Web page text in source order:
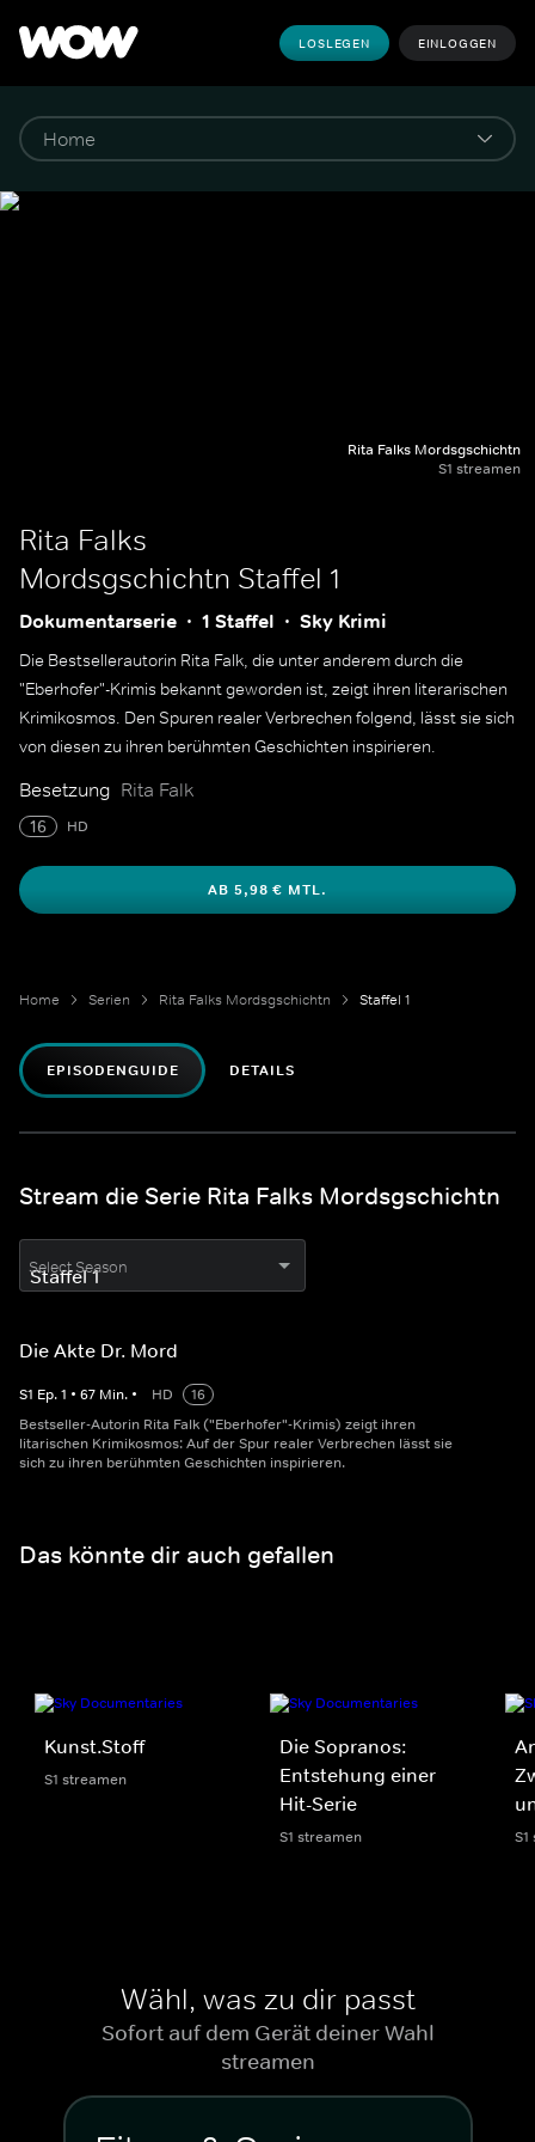
LOSLEGEN EINLOGGEN
Rita Falks Mordsgschichtn
S1 streamen
Rita Falks
Mordsgschichtn Staffel 1
Dokumentarserie 1 Staffel Sky Krimi
Die Bestsellerautorin Rita Falk, die unter anderem durch die
"Eberhofer"-Krimis bekannt geworden ist, zeigt ihren literarischen
Krimikosmos. Den Spuren realer Verbrechen folgend, lässt sie sich
von diesen zu ihren berühmten Geschichten inspirieren.
Besetzung Rita Falk
16 HD
AB 5,98 € MTL.
Home Serien Rita Falks Mordsgschichtn Staffel 1
EPISODENGUIDE DETAILS
Stream die Serie Rita Falks Mordsgschichtn
Select Season
Die Akte Dr. Mord
S1 Ep.1 • 67 Min. • HD
16
Bestseller-Autorin Rita Falk ("Eberhofer"-Krimis) zeigt ihren
litarischen Krimikosmos: Auf der Spur realer Verbrechen lässt sie
sich zu ihren berühmten Geschichten inspirieren.
Das könnte dir auch gefallen
Kunst.Stoff
S1 streamen
Die Sopranos:
Entstehung einer
Hit-Serie
S1 streamen
Wähl, was zu dir passt
Sofort auf dem Gerät deiner Wahl
streamen